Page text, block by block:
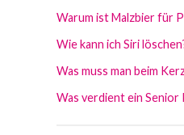
Warum ist Malzbier für
Wie kann ich Siri
Was muss man beim
Was verdient ein Senior